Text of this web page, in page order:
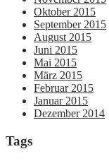
Oktober 2015
September 2015
August 2015
Juni 2015
Mai 2015
März 2015
Februar 2015
Januar 2015
Dezember 2014
Tags